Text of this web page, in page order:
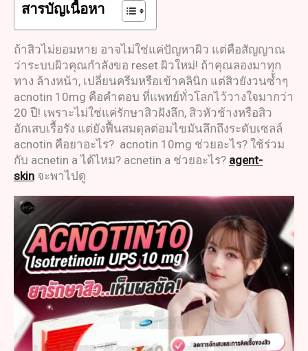
สารบัญเนื้อหา
ถ้าสิวไม่ยอมหาย อาจไม่ใช่แค่ปัญหาผิว แต่คือสัญญาณ
ว่าระบบผิวคุณกำลังขอ reset ผิวใหม่! ถ้าคุณลองมาทุก
ทาง ล้างหน้า, เปลี่ยนครีมหรือเข้าคลินิก แต่สิวยังวนซ้ำๆ
acnotin 10mg คือคำตอบ ที่แพทย์ทั่วโลกไว้วางใจมากว่า
20 ปี! เพราะไม่ใช่แค่รักษาสิวฝังลึก, สิวหัวช้างหรือสิว
อักเสบเรื้อรัง แต่ยังฟื้นสมดุลต่อมไขมันลึกถึงระดับเซลล์
acnotin คือยาอะไร? acnotin 10mg ช่วยอะไร? ใช้ร่วม
กับ acnetin a ได้ไหม? acnetin a ช่วยอะไร? agent-
skin จะพาไปดู